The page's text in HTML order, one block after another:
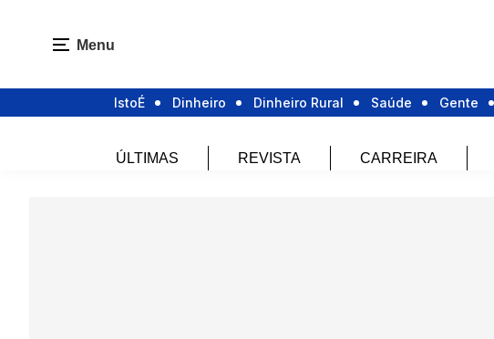
Menu
IstoÉ Dinheiro Dinheiro Rural Saúde Gente
ÚLTIMAS REVISTA CARREIRA